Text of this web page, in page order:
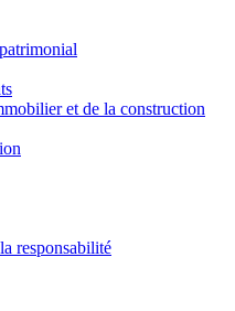
et de la construction
responsabilité